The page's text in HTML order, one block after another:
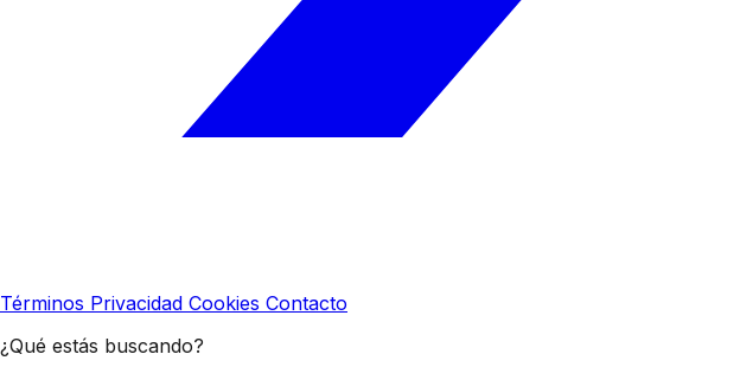
Términos Privacidad Cookies Contacto
¿Qué estás buscando?